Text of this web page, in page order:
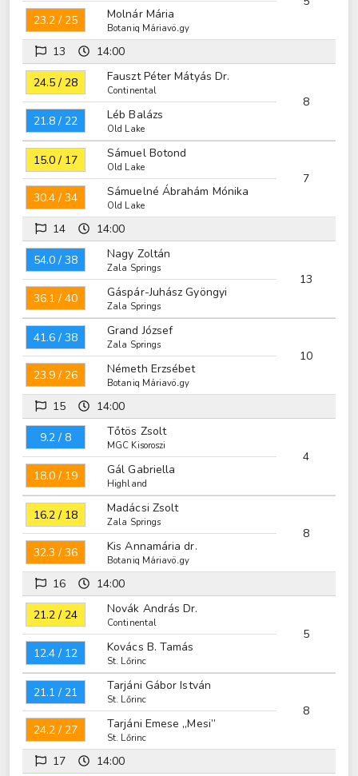
23.2 / 25
Molnár Mária
Botaniq Máriavölgy
13 14:00
24.5 / 28 Fauszt Péter Mátyás Dr.
Continental
8
21.8 / 22
Léb Balázs
Old Lake
15.0 / 17 Sámuel Botond
Old Lake
7
30.4 / 34
Sámuelné Ábrahám Mónika
Old Lake
14 14:00
54.0 / 38 Nagy Zoltán
Zala Springs
13
36.1 / 40
Gáspár-Juhász Gyöngyi
Zala Springs
41.6 / 38 Grand József
Zala Springs
10
23.9 / 26
Németh Erzsébet
Botaniq Máriavölgy
15 14:00
9.2 / 8 Tőtös Zsolt
MGC Kisoroszi
4
18.0 / 19
Gál Gabriella
Highland
16.2 / 18 Madácsi Zsolt
Zala Springs
8
32.3 / 36
Kis Annamária dr.
Botaniq Máriavölgy
16 14:00
21.2 / 24 Novák András Dr.
Continental
5
12.4 / 12
Kovács B. Tamás
St. Lőrinc
21.1 / 21 Tarjáni Gábor István
St. Lőrinc
8
24.2 / 27
Tarjáni Emese „Mesi”
St. Lőrinc
17 14:00